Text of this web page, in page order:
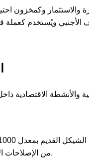
والاستثمار وكمخزون
من الإصلاحات الاقتصادية لاستقرار الاقتصاد الإسرائيلي.